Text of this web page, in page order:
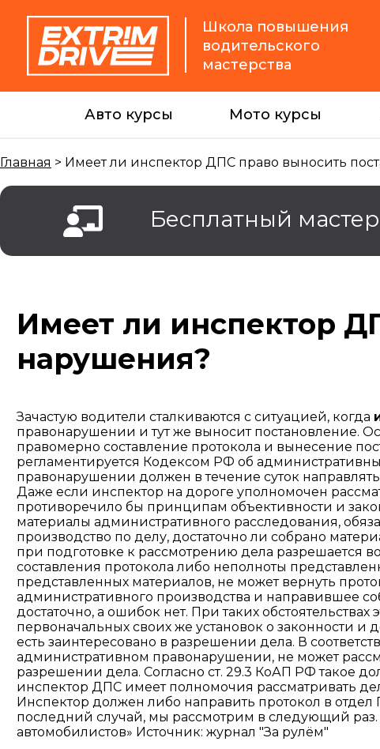
Школа повышения
водительского
мастерства
Авто курсы Мото курсы
Главная > Имеет ли инспектор ДПС право выносить
Бесплатный
Имеет ли инспектор
нарушения?
Зачастую водители сталкиваются с ситуацией, когда
правонарушении и тут же выносит постановление.
правомерно составление протокола и вынесение
регламентируется Кодексом РФ об
правонарушении должен в течение суток
Даже если инспектор на дороге уполномочен
противоречило бы принципам объективности и
материалы административного расследования,
производство по делу, достаточно ли собрано
при подготовке к рассмотрению дела разрешается
составления протокола либо неполноты
представленных материалов, не может вернуть
административного производства и направившее
достаточно, а ошибок нет. При таких
первоначальных своих же установок о законности и
есть заинтересовано в разрешении дела. В
административном правонарушении, не может
разрешении дела. Согласно ст. 29.3 КоАП РФ такое
инспектор ДПС имеет полномочия рассматривать
Инспектор должен либо направить протокол в
последний случай, мы рассмотрим в следующий
автомобилистов» Источник: журнал "За рулём"